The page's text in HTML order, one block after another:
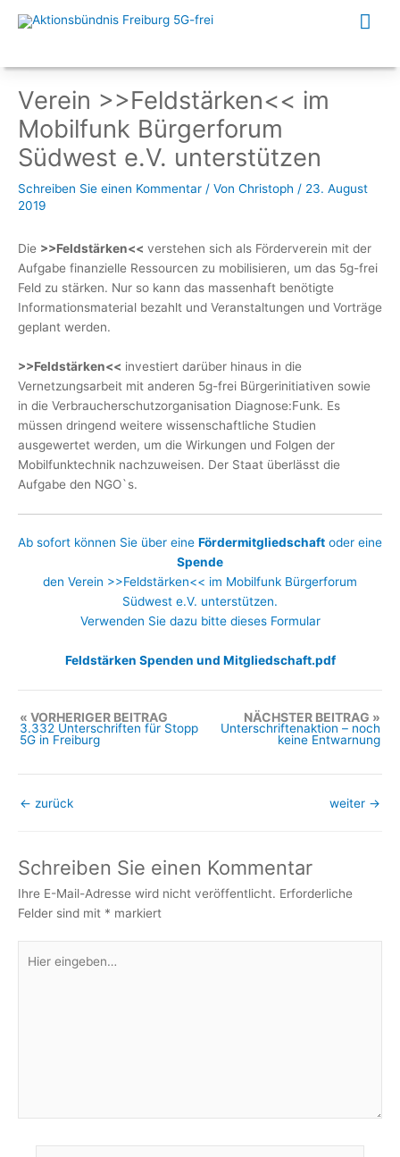
Inhalt
Verein >>Feldstärken<< im
Mobilfunk Bürgerforum
Südwest e.V. unterstützen
Schreiben Sie einen Kommentar / Von Christoph / 23. August
2019
Die >>Feldstärken<< verstehen sich als Förderverein mit der
Aufgabe finanzielle Ressourcen zu mobilisieren, um das 5g-frei
Feld zu stärken. Nur so kann das massenhaft benötigte
Informationsmaterial bezahlt und Veranstaltungen und Vorträge
geplant werden.
>>Feldstärken<< investiert darüber hinaus in die
Vernetzungsarbeit mit anderen 5g-frei Bürgerinitiativen sowie
in die Verbraucherschutzorganisation Diagnose:Funk. Es
müssen dringend weitere wissenschaftliche Studien
ausgewertet werden, um die Wirkungen und Folgen der
Mobilfunktechnik nachzuweisen. Der Staat überlässt die
Aufgabe den NGO`s.
Ab sofort können Sie über eine Fördermitgliedschaft oder eine
Spende
den Verein >>Feldstärken<< im Mobilfunk Bürgerforum
Südwest e.V. unterstützen.
Verwenden Sie dazu bitte dieses Formular
Feldstärken Spenden und Mitgliedschaft.pdf
VORHERIGER BEITRAG
3.332 Unterschriften für Stopp
5G in Freiburg
NÄCHSTER BEITRAG
Unterschriftenaktion – noch
keine Entwarnung
← zurück weiter →
Schreiben Sie einen Kommentar
Ihre E-Mail-Adresse wird nicht veröffentlicht. Erforderliche
Felder sind mit * markiert
eingeben…